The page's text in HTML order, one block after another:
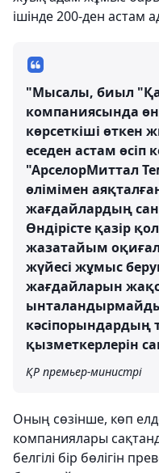
ішінде 200-ден астам
"Мысалы, биыл
компаниясында
көрсеткіші өткен
еседен астам өсіп
"АрселорМиттал
өлімімен
жағдайлардың
Өндірісте қазір
жазатайым
жүйесі жұмыс
жағдайларын
кәсіпорындардың
қызметкерлерін
ҚР премьер-министрі
Оның сөзінше, көп
компаниялары
белгілі бір бөлігін